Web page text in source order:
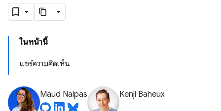
ในหน้านี้
แชร์ความคิดเห็น
Maud Nalpas Kenji Baheux